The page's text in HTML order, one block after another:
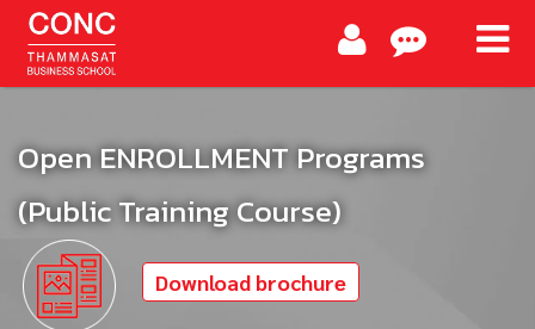
Open ENROLLMENT Programs
(Public Training Course)
Download brochure